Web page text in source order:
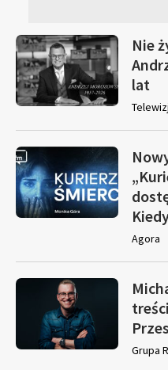
Nie
lat
Agora
Grupa